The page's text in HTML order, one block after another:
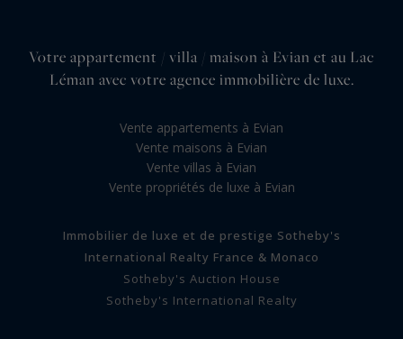
Votre appartement / villa / maison à Evian et au Lac
Léman avec votre agence immobilière de luxe.
Vente appartements à Evian
Vente maisons à Evian
Vente villas à Evian
Vente propriétés de luxe à Evian
Immobilier de luxe et de prestige Sotheby's
International Realty France & Monaco
Sotheby's Auction House
Sotheby's International Realty